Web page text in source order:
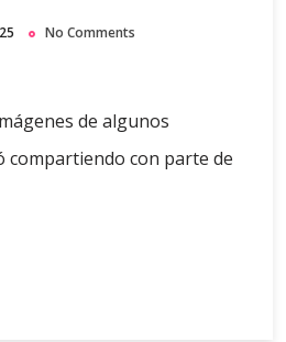
No Comments
de algunos
compartiendo con parte de